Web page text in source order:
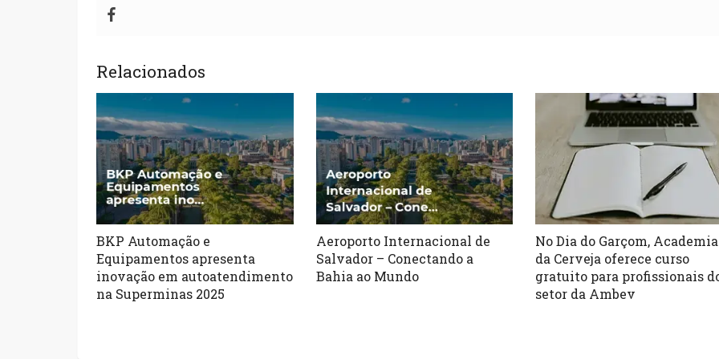
Relacionados
BKP Automação e
Equipamentos apresenta
inovação em autoatendimento
na Superminas 2025
Aeroporto Internacional de
Salvador – Conectando a
Bahia ao Mundo
No Dia do Garçom, Academia
da Cerveja oferece curso
gratuito para profissionais
setor da Ambev